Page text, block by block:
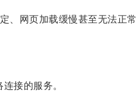
网页加载缓慢甚至无法正常
接的服务。